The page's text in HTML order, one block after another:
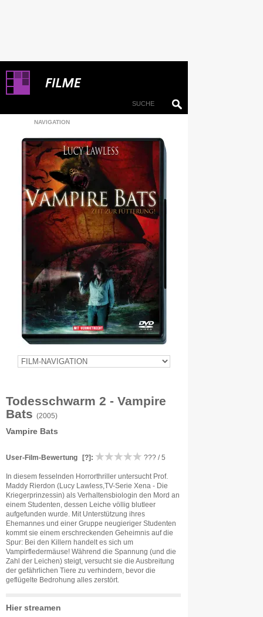
NAVIGATION
Todesschwarm 2 - Vampire
Bats (2005)
Vampire Bats
User-Film-Bewertung [?] : ??? / 5
In diesem fesselnden Horrorthriller untersucht Prof.
Maddy Rierdon (Lucy Lawless,TV-Serie Xena - Die
Kriegerprinzessin) als Verhaltensbiologin den Mord an
einem Studenten, dessen Leiche völlig blutleer
aufgefunden wurde. Mit Unterstützung ihres
Ehemannes und einer Gruppe neugieriger Studenten
kommt sie einem erschreckenden Geheimnis auf die
Spur: Bei den Killern handelt es sich um
Vampirfledermäuse! Während die Spannung (und die
Zahl der Leichen) steigt, versucht sie die Ausbreitung
der gefährlichen Tiere zu verhindern, bevor die
geflügelte Bedrohung alles zerstört.
Hier streamen